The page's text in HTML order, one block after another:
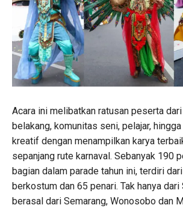
Acara ini melibatkan ratusan peserta
belakang, komunitas seni, pelajar,
kreatif dengan menampilkan karya
sepanjang rute karnaval. Sebanyak 190
bagian dalam parade tahun ini, terdiri
berkostum dan 65 penari. Tak hanya
berasal dari Semarang, Wonosobo dan